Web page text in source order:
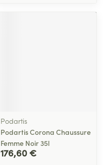
Podartis
Podartis Corona Chaussure
Femme Noir 35l
176,60 €